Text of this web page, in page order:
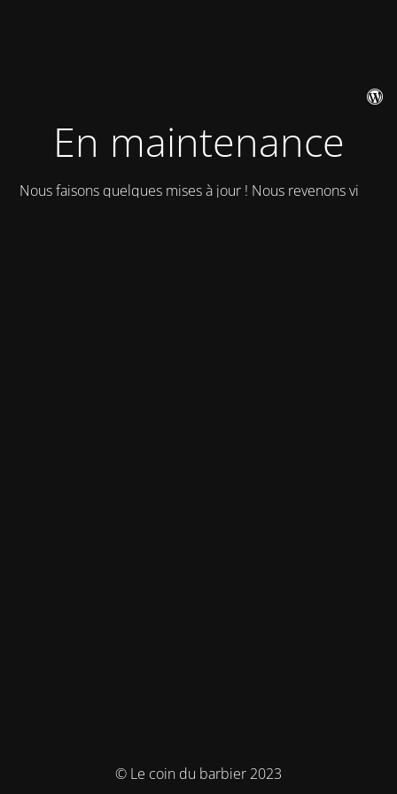
En maintenance
Nous faisons quelques mises à jour ! Nous revenons vite !
© Le coin du barbier 2023